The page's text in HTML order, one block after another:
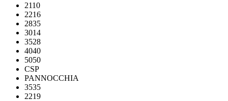
2110
2216
2835
3014
3528
4040
5050
CSP
PANNOCCHIA
3535
2219